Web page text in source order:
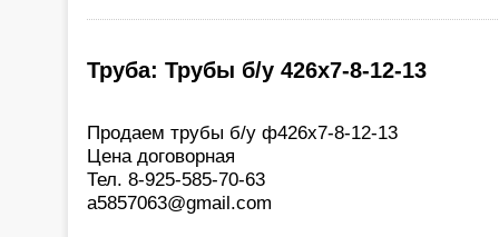
Труба: Трубы б/у 426х7-8-12-13
Продаем трубы б/у ф426х7-8-12-13
Цена договорная
Тел. 8-925-585-70-63
a5857063@gmail.com